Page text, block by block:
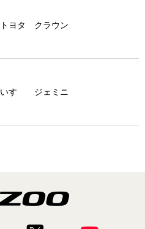
トヨタ クラウン
いすゞ ジェミニ